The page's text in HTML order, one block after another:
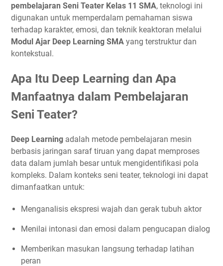
pembelajaran Seni Teater Kelas 11 SMA, teknologi ini
digunakan untuk memperdalam pemahaman siswa
terhadap karakter, emosi, dan teknik keaktoran melalui
Modul Ajar Deep Learning SMA yang terstruktur dan
kontekstual.
Apa Itu Deep Learning dan Apa
Manfaatnya dalam Pembelajaran
Seni Teater?
Deep Learning adalah metode pembelajaran mesin
berbasis jaringan saraf tiruan yang dapat memproses
data dalam jumlah besar untuk mengidentifikasi pola
kompleks. Dalam konteks seni teater, teknologi ini dapat
dimanfaatkan untuk:
Menganalisis ekspresi wajah dan gerak tubuh aktor
Menilai intonasi dan emosi dalam pengucapan dialog
Memberikan masukan langsung terhadap latihan
peran